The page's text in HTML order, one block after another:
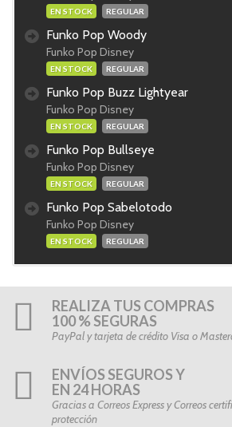
EN STOCK REGULAR
Funko Pop Woody
Funko Pop Disney
EN STOCK REGULAR
Funko Pop Buzz Lightyear
Funko Pop Disney
EN STOCK REGULAR
Funko Pop Bullseye
Funko Pop Disney
EN STOCK REGULAR
Funko Pop Sabelotodo
Funko Pop Disney
EN STOCK REGULAR
REALIZA TUS COMPRAS
100 % SEGURAS
PayPal y tarjeta de crédito Visa o
ENVÍOS SEGUROS Y
EN 24 HORAS
Gracias a Correos Express y Correos
protección